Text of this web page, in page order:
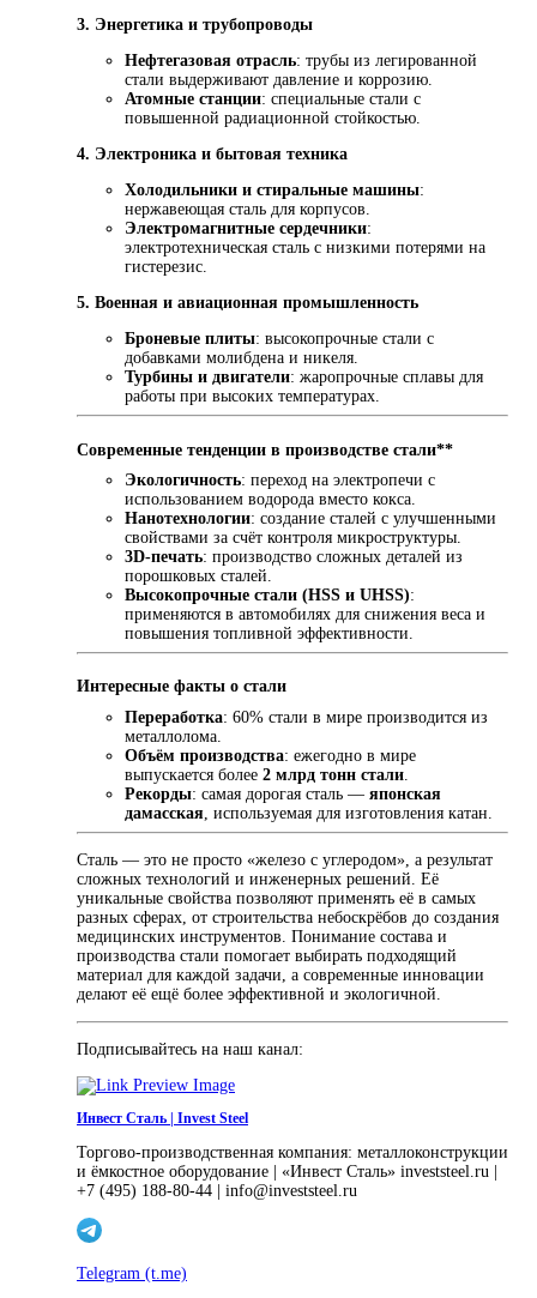
3. Энергетика и трубопроводы
Нефтегазовая отрасль: трубы из легированной
стали выдерживают давление и коррозию.
Атомные станции: специальные стали с
повышенной радиационной стойкостью.
4. Электроника и бытовая техника
Холодильники и стиральные машины:
нержавеющая сталь для корпусов.
Электромагнитные сердечники:
электротехническая сталь с низкими потерями на
гистерезис.
5. Военная и авиационная промышленность
Броневые плиты: высокопрочные стали с
добавками молибдена и никеля.
Турбины и двигатели: жаропрочные сплавы для
работы при высоких температурах.
Современные тенденции в производстве стали**
Экологичность: переход на электропечи с
использованием водорода вместо кокса.
Нанотехнологии: создание сталей с улучшенными
свойствами за счёт контроля микроструктуры.
3D-печать: производство сложных деталей из
порошковых сталей.
Высокопрочные стали (HSS и UHSS):
применяются в автомобилях для снижения веса и
повышения топливной эффективности.
Интересные факты о стали
Переработка: 60% стали в мире производится из
металлолома.
Объём производства: ежегодно в мире
выпускается более 2 млрд тонн стали.
Рекорды: самая дорогая сталь — японская
дамасская, используемая для изготовления катан.
Сталь — это не просто «железо с углеродом», а результат
сложных технологий и инженерных решений. Её
уникальные свойства позволяют применять её в самых
разных сферах, от строительства небоскрёбов до создания
медицинских инструментов. Понимание состава и
производства стали помогает выбирать подходящий
материал для каждой задачи, а современные инновации
делают её ещё более эффективной и экологичной.
Подписывайтесь на наш канал:
Инвест Сталь | Invest Steel
Торгово-производственная компания: металлоконструкции
и ёмкостное оборудование | «Инвест Сталь» investsteel.ru |
+7 (495) 188-80-44 | info@investsteel.ru
Telegram (t.me)